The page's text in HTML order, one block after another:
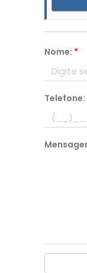
Nome: *
Telefone: